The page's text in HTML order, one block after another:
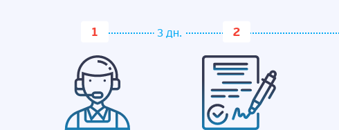
3 дн.